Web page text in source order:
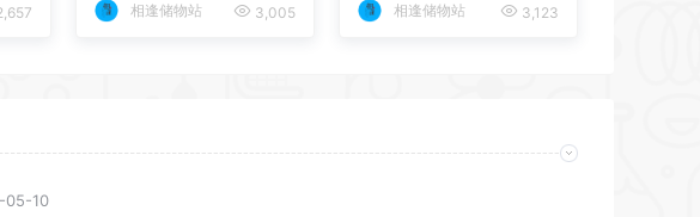
相逢储物站 3,005 相逢储物站 3,123
05-10